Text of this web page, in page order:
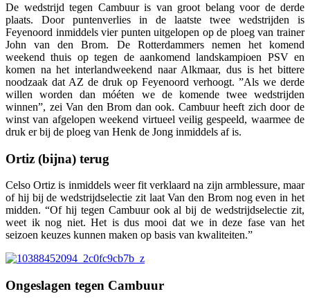
De wedstrijd tegen Cambuur is van groot belang voor de derde
plaats. Door puntenverlies in de laatste twee wedstrijden is
Feyenoord inmiddels vier punten uitgelopen op de ploeg van trainer
John van den Brom. De Rotterdammers nemen het komend
weekend thuis op tegen de aankomend landskampioen PSV en
komen na het interlandweekend naar Alkmaar, dus is het bittere
noodzaak dat AZ de druk op Feyenoord verhoogt. ”Als we derde
willen worden dan móéten we de komende twee wedstrijden
winnen”, zei Van den Brom dan ook. Cambuur heeft zich door de
winst van afgelopen weekend virtueel veilig gespeeld, waarmee de
druk er bij de ploeg van Henk de Jong inmiddels af is.
Ortiz (bijna) terug
Celso Ortiz is inmiddels weer fit verklaard na zijn armblessure, maar
of hij bij de wedstrijdselectie zit laat Van den Brom nog even in het
midden. “Of hij tegen Cambuur ook al bij de wedstrijdselectie zit,
weet ik nog niet. Het is dus mooi dat we in deze fase van het
seizoen keuzes kunnen maken op basis van kwaliteiten.”
Ongeslagen tegen Cambuur